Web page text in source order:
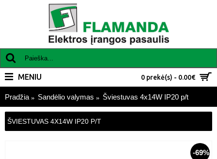
0 prekė(s) - 0.00€
MENIU
Pradžia Sandėlio valymas Šviestuvas 4x14W IP20 p/t
ŠVIESTUVAS 4X14W IP20 P/T
-69%